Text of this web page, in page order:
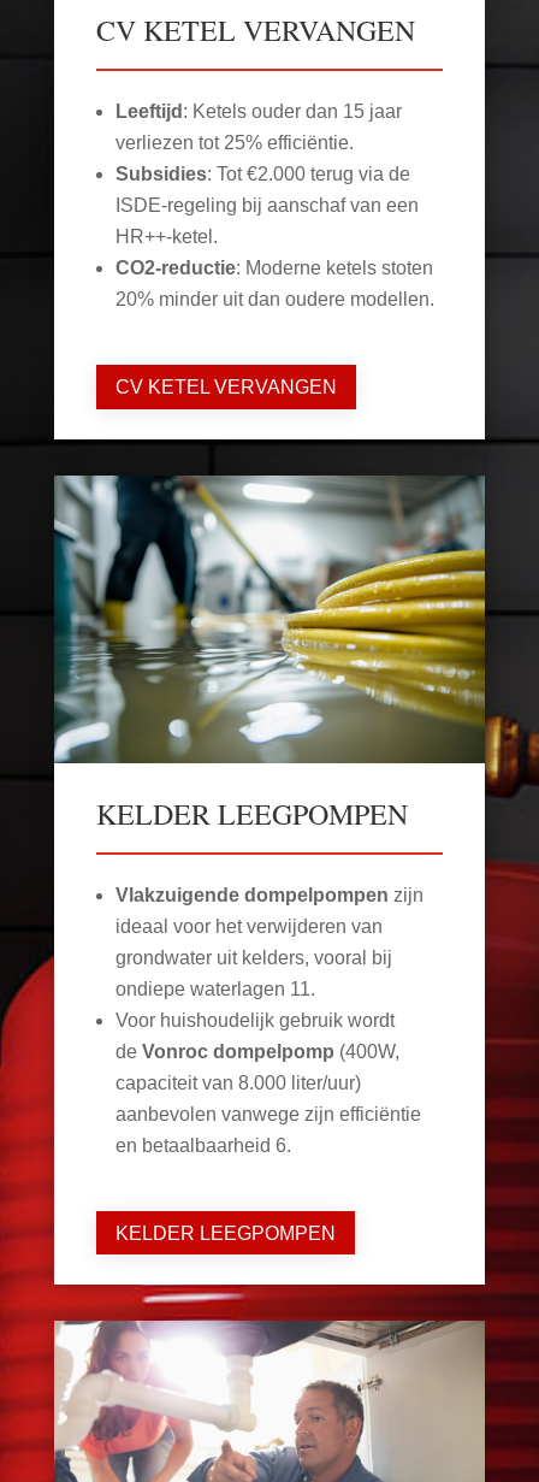
CV KETEL VERVANGEN
Leeftijd : Ketels ouder dan 15 jaar
verliezen tot 25% efficiëntie.
Subsidies: Tot €2.000 terug via de
ISDE-regeling bij aanschaf van een
HR++-ketel.
CO2-reductie: Moderne ketels stoten
20% minder uit dan oudere modellen.
CV KETEL VERVANGEN
KELDER LEEGPOMPEN
Vlakzuigende dompelpompen zijn
ideaal voor het verwijderen van
grondwater uit kelders, vooral bij
ondiepe waterlagen 11.
Voor huishoudelijk gebruik wordt
de Vonroc dompelpomp (400W,
capaciteit van 8.000 liter/uur)
aanbevolen vanwege zijn efficiëntie
en betaalbaarheid 6.
KELDER LEEGPOMPEN